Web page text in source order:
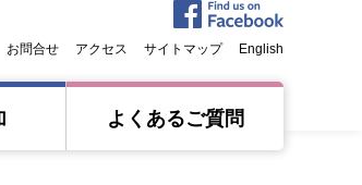
お問合せ アクセス サイトマップ English
よくあるご質問